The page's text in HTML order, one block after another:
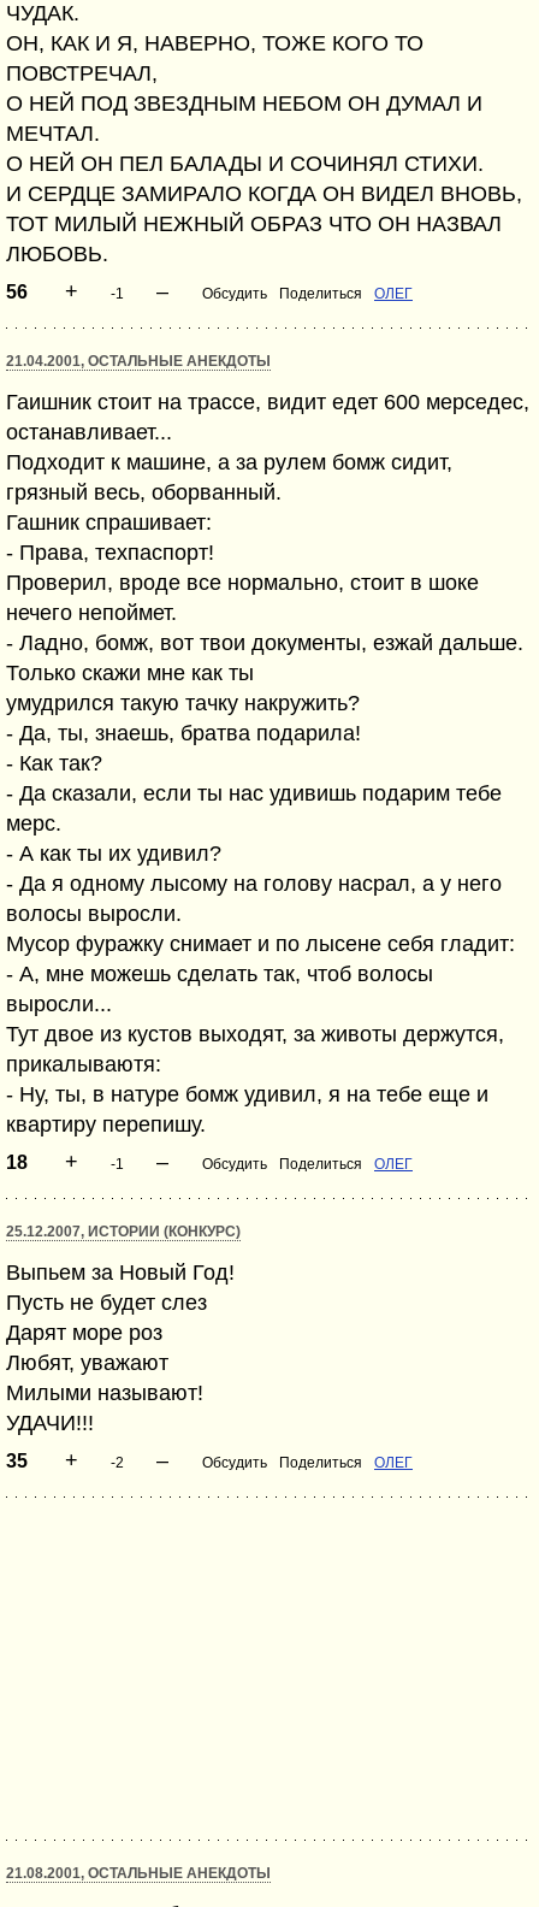
ЧУДАК.
ОН, КАК И Я, НАВЕРНО, ТОЖЕ КОГО ТО
ПОВСТРЕЧАЛ,
О НЕЙ ПОД ЗВЕЗДНЫМ НЕБОМ ОН ДУМАЛ И
МЕЧТАЛ.
О НЕЙ ОН ПЕЛ БАЛАДЫ И СОЧИНЯЛ СТИХИ.
И СЕРДЦЕ ЗАМИРАЛО КОГДА ОН ВИДЕЛ ВНОВЬ,
ТОТ МИЛЫЙ НЕЖНЫЙ ОБРАЗ ЧТО ОН НАЗВАЛ
ЛЮБОВЬ.
56 + -1 – Обсудить Поделиться ОЛЕГ
21.04.2001, ОСТАЛЬНЫЕ АНЕКДОТЫ
Гаишник стоит на трассе, видит едет 600 мерседес,
останавливает...
Подходит к машине, а за рулем бомж сидит,
грязный весь, оборванный.
Гашник спрашивает:
- Права, техпаспорт!
Проверил, вроде все нормально, стоит в шоке
нечего непоймет.
- Ладно, бомж, вот твои документы, езжай дальше.
Только скажи мне как ты
умудрился такую тачку накружить?
- Да, ты, знаешь, братва подарила!
- Как так?
- Да сказали, если ты нас удивишь подарим тебе
мерс.
- А как ты их удивил?
- Да я одному лысому на голову насрал, а у него
волосы выросли.
Мусор фуражку снимает и по лысене себя гладит:
- А, мне можешь сделать так, чтоб волосы
выросли...
Тут двое из кустов выходят, за животы держутся,
прикалываютя:
- Ну, ты, в натуре бомж удивил, я на тебе еще и
квартиру перепишу.
18 + -1 – Обсудить Поделиться ОЛЕГ
25.12.2007, ИСТОРИИ (КОНКУРС)
Выпьем за Новый Год!
Пусть не будет слез
Дарят море роз
Любят, уважают
Милыми называют!
УДАЧИ!!!
35 + -2 – Обсудить Поделиться ОЛЕГ
21.08.2001, ОСТАЛЬНЫЕ АНЕКДОТЫ